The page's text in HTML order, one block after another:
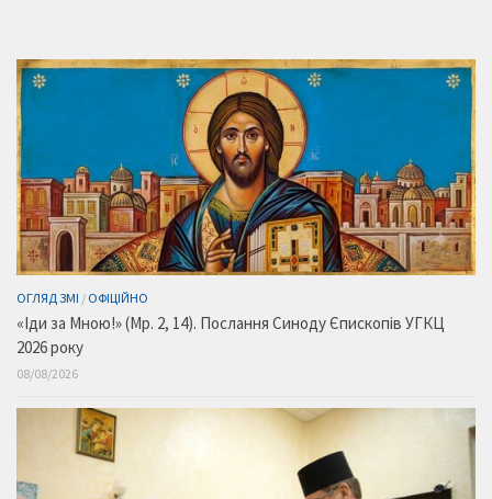
ОГЛЯД ЗМІ / ОФІЦІЙНО
«Іди за Мною!» (Мр. 2, 14). Послання Синоду Єпископів УГКЦ
2026 року
08/08/2026